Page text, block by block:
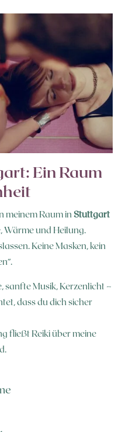
Ein Raum
meinem Raum in Stuttgart
Wärme und Heilung.
Keine Masken, kein
sanfte Musik, Kerzenlicht –
dass du dich sicher
fließt Reiki über meine